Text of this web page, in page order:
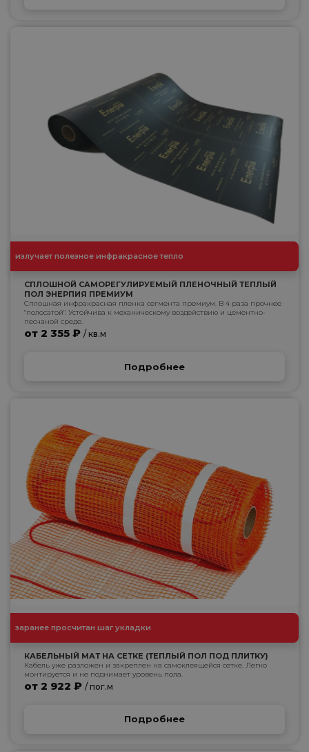
излучает полезное инфракрасное тепло
СПЛОШНОЙ САМОРЕГУЛИРУЕМЫЙ ПЛЕНОЧНЫЙ ТЕПЛЫЙ
ПОЛ ЭНЕРПИЯ ПРЕМИУМ
Сплошная инфракрасная пленка сегмента премиум. В 4 раза прочнее
"полосатой". Устойчива к механическому воздействию и цементно-
песчаной среде.
от 2 355 ₽ / кв.м
Подробнее
заранее просчитан шаг укладки
КАБЕЛЬНЫЙ МАТ НА СЕТКЕ (ТЕПЛЫЙ ПОЛ ПОД ПЛИТКУ)
Кабель уже разложен и закреплен на самоклеящейся сетке. Легко
монтируется и не поднимает уровень пола.
от 2 922 ₽ / пог.м
Подробнее